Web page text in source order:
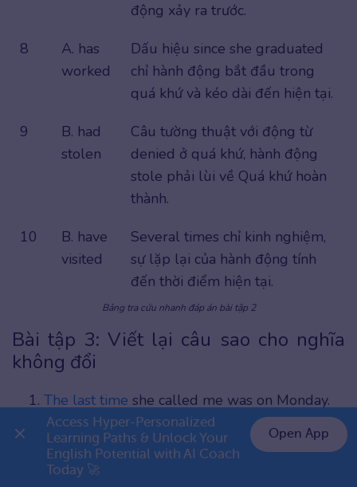
động xảy ra trước.
8
A. has
worked
Dấu hiệu since she graduated
chỉ hành động bắt đầu trong
quá khứ và kéo dài đến hiện tại.
9
B. had
stolen
Câu tường thuật với động từ
denied ở quá khứ, hành động
stole phải lùi về Quá khứ hoàn
thành.
10
B. have
visited
Several times chỉ kinh nghiệm,
sự lặp lại của hành động tính
đến thời điểm hiện tại.
Bảng tra cứu nhanh đáp án bài tập 2
Bài tập 3: Viết lại câu sao cho nghĩa
không đổi
The last time she called me was on Monday.
→ She ____________________ since Monday.
He started learning English 5 years ago.
→ He ____________________ for 5 years.
👉 Premium 1 năm chỉ 799K
Access Hyper-Personalized
Learning Paths & Unlock Your
English Potential with AI Coach
Today 🚀
Open App